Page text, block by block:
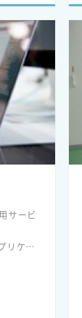
サービ
リケー
ため
きま